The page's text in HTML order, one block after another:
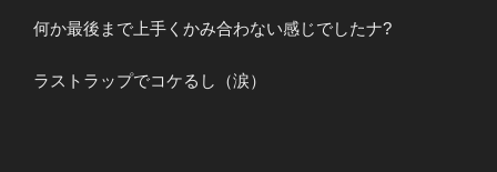
何か最後まで上手くかみ合わない感じでしたナ?
ラストラップでコケるし（涙）